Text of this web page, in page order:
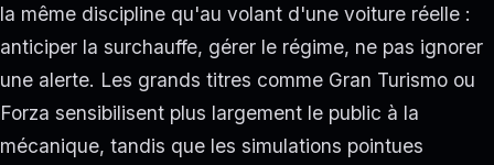
la même discipline qu'au volant d'une voiture réelle :
anticiper la surchauffe, gérer le régime, ne pas ignorer
une alerte. Les grands titres comme Gran Turismo ou
Forza sensibilisent plus largement le public à la
mécanique, tandis que les simulations pointues